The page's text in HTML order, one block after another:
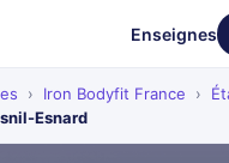
Enseignes
› Iron Bodyfit France ›
Esnard